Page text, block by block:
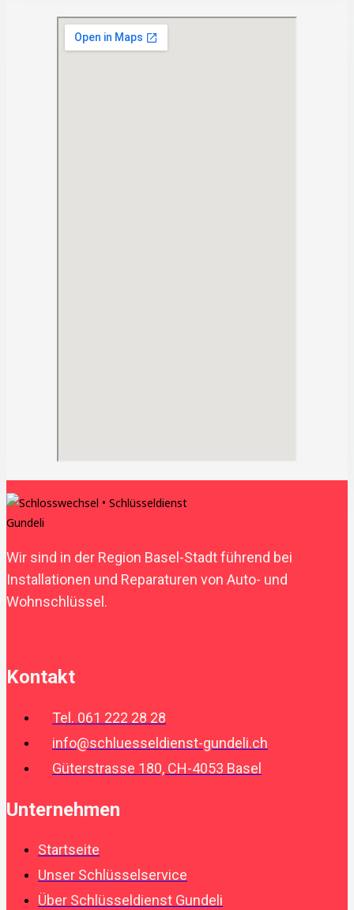
Wir sind in der Region Basel-Stadt führend bei
Installationen und Reparaturen von Auto- und
Wohnschlüssel.
Kontakt
Tel. 061 222 28 28
info@schluesseldienst-gundeli.ch
Güterstrasse 180, CH-4053 Basel
Unternehmen
Startseite
Unser Schlüsselservice
Über Schlüsseldienst Gundeli